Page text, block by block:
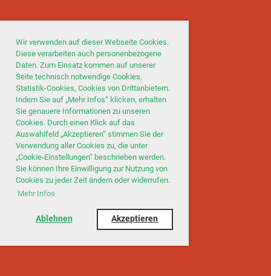
Wir verwenden auf dieser Webseite Cookies.
Diese verarbeiten auch personenbezogene
Daten. Zum Einsatz kommen auf unserer
Seite technisch notwendige Cookies,
Statistik-Cookies, Cookies von Drittanbietern.
Indem Sie auf „Mehr Infos“ klicken, erhalten
Sie genauere Informationen zu unseren
Cookies. Durch einen Klick auf das
Auswahlfeld „Akzeptieren“ stimmen Sie der
Verwendung aller Cookies zu, die unter
„Cookie-Einstellungen“ beschrieben werden.
Sie können Ihre Einwilligung zur Nutzung von
Cookies zu jeder Zeit ändern oder widerrufen.
Mehr Infos
Ablehnen Akzeptieren